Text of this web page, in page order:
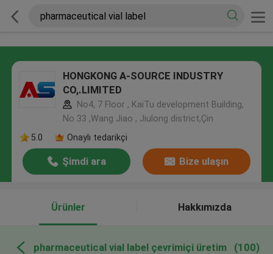
HONGKONG A-SOURCE INDUSTRY
CO,.LIMITED
No4, 7 Floor , KaiTu development Building,
No 33 ,Wang Jiao , Jiulong district,Çin
5.0
Onaylı tedarikçi
Şimdi ara Bize ulaşın
Ürünler Hakkımızda
pharmaceutical vial label çevrimiçi üretim (100)